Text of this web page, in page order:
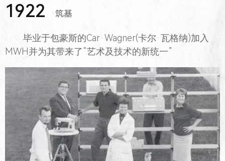
1922 筑基
毕业于包豪斯的Car·Wagner(卡尔·瓦格纳)加入
MWH并为其带来了“艺术及技术的新统一”